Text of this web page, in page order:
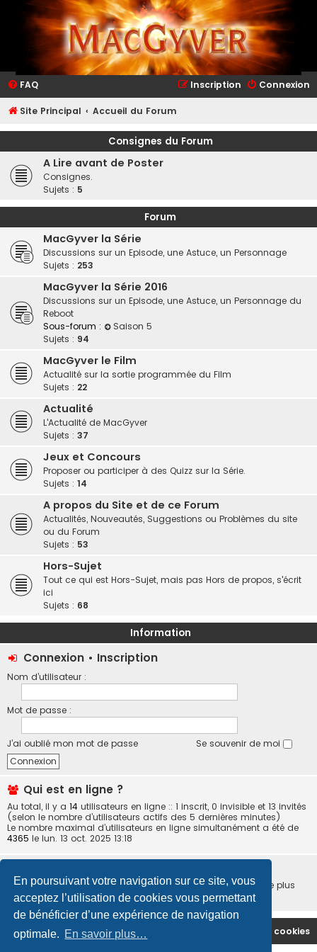
En poursuivant votre navigation sur ce site, vous
acceptez l’utilisation de cookies vous permettant
de bénéficier d’une expérience de navigation
optimale. En savoir plus…
FAQ Connexion
Inscription
Site Principal Accueil du Forum
Consignes du Forum
A Lire avant de Poster
Consignes.
Sujets : 5
Forum
MacGyver la Série
Discussions sur un Episode, une Astuce, un Personnage
Sujets : 253
MacGyver la Série 2016
Discussions sur un Episode, une Astuce, un Personnage du
Reboot
Sous-forum :
Saison 5
Sujets : 94
MacGyver le Film
Actualité sur la sortie programmée du Film
Sujets : 22
Actualité
L'Actualité de MacGyver
Sujets : 37
Jeux et Concours
Proposer ou participer à des Quizz sur la Série.
Sujets : 14
A propos du Site et de ce Forum
Actualités, Nouveautés, Suggestions ou Problèmes du site
ou du Forum
Sujets : 53
Hors-Sujet
Tout ce qui est Hors-Sujet, mais pas Hors de propos, s'écrit
ici
Sujets : 68
Information
Connexion • Inscription
Nom d’utilisateur :
Mot de passe :
J’ai oublié mon mot de passe Se souvenir de moi
Qui est en ligne ?
Au total, il y a 14 utilisateurs en ligne :: 1 inscrit, 0 invisible et 13 invités
(selon le nombre d’utilisateurs actifs des 5 dernières minutes)
Le nombre maximal d’utilisateurs en ligne simultanément a été de
4365 le lun. 13 oct. 2025 13:18
5411messages •540sujets •63membres • Notre membre le plus
récent estwagba
Site Principal Accueil du Forum Supprimer les cookies